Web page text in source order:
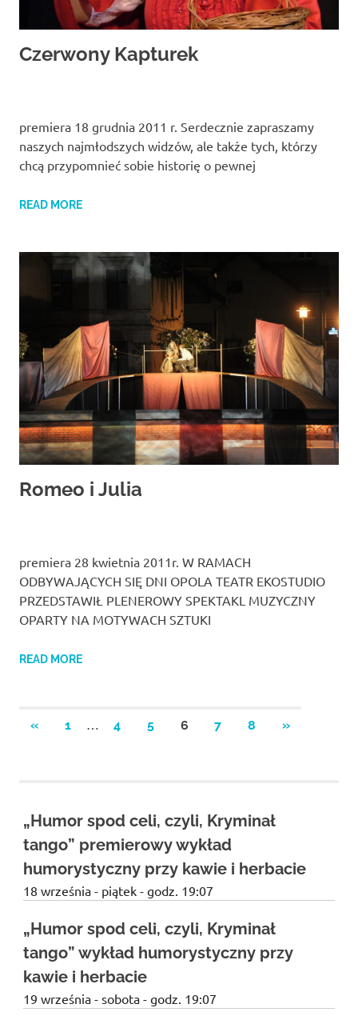
Czerwony Kapturek
premiera 18 grudnia 2011 r. Serdecznie zapraszamy
naszych najmłodszych widzów, ale także tych, którzy
chcą przypomnieć sobie historię o pewnej
READ MORE
Romeo i Julia
premiera 28 kwietnia 2011r. W RAMACH
ODBYWAJĄCYCH SIĘ DNI OPOLA TEATR EKOSTUDIO
PRZEDSTAWIŁ PLENEROWY SPEKTAKL MUZYCZNY
OPARTY NA MOTYWACH SZTUKI
READ MORE
Stronicowanie
«PREVIOUS
1 … 4 5 6 7 8
NEXT
»
„Humor spod celi, czyli, Kryminał
tango” premierowy wykład
humorystyczny przy kawie i herbacie
18 września - piątek - godz. 19:07
„Humor spod celi, czyli, Kryminał
tango” wykład humorystyczny przy
kawie i herbacie
19 września - sobota - godz. 19:07